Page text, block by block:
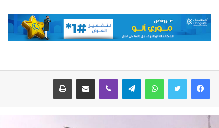
واتساب تيلقرام ڤايبر مشاركة عبر البريد طباعة